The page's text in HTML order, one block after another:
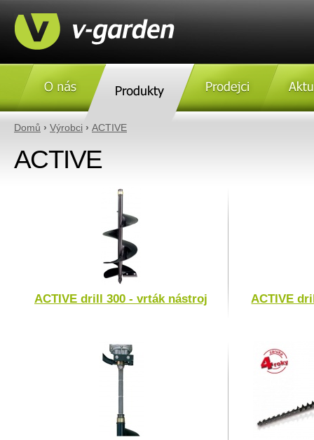
Domů › Výrobci › ACTIVE
ACTIVE
ACTIVE drill 300 - vrták nástroj ACTIVE
O nás Produkty Prodejci Aktulity